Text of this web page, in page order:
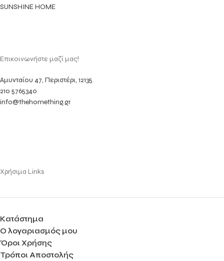
SUNSHINE HOME
Επικοινωνήστε μαζί μας!
Αμυνταίου 47, Περιστέρι, 12135
210 5765340
info@thehomething.gr
Χρήσιμα Links
Κατάστημα
Ο λογαριασμός μου
Όροι Χρήσης
Τρόποι Αποστολής